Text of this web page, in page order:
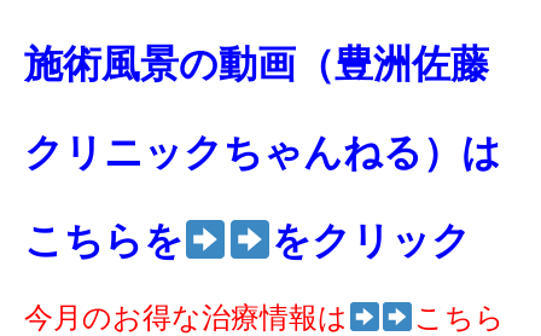
施術風景の動画（豊洲佐藤
クリニックちゃんねる）は
こちらを をクリック
今月のお得な治療情報は こちら